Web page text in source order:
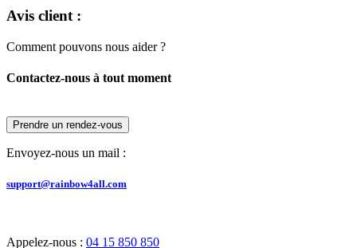
Avis client :
Comment pouvons nous aider ?
Contactez-nous à tout moment
Prendre un rendez-vous
Envoyez-nous un mail :
support@rainbow4all.com
Appelez-nous : 04 15 850 850